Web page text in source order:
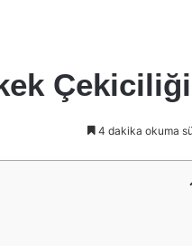
Çekiciliği
4 dakika okuma